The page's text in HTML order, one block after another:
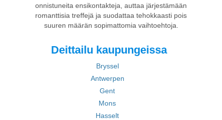
onnistuneita ensikontakteja, auttaa järjestämään
romanttisia treffejä ja suodattaa tehokkaasti pois
suuren määrän sopimattomia vaihtoehtoja.
Deittailu kaupungeissa
Bryssel
Antwerpen
Gent
Mons
Hasselt